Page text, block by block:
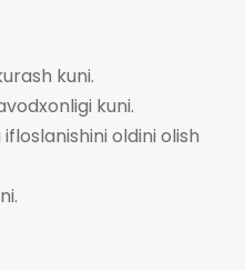
kuni.
kuni.
oldini olish